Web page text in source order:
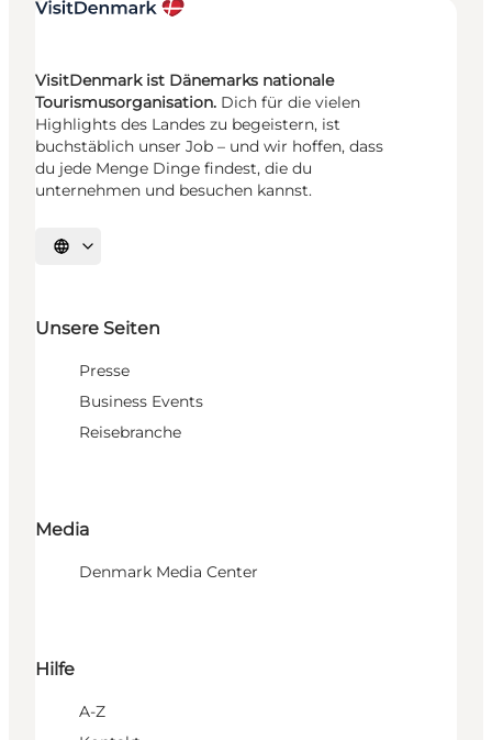
VisitDenmark ist Dänemarks nationale
Tourismusorganisation. Dich für die vielen
Highlights des Landes zu begeistern, ist
buchstäblich unser Job – und wir hoffen, dass
du jede Menge Dinge findest, die du
unternehmen und besuchen kannst.
Sprache auswählen
Unsere Seiten
Presse
Business Events
Reisebranche
Media
Denmark Media Center
Hilfe
A-Z